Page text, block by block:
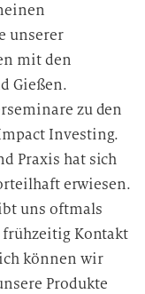
unserer
mit den
Gießen.
zu den
Investing.
Praxis hat sich
erwiesen.
uns oftmals
Kontakt
können wir
Produkte